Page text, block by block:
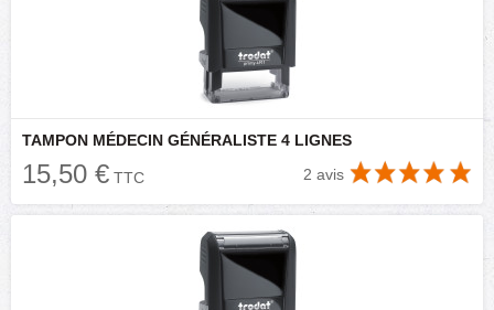
TAMPON MÉDECIN GÉNÉRALISTE 4 LIGNES
15,50 € TTC 2 avis